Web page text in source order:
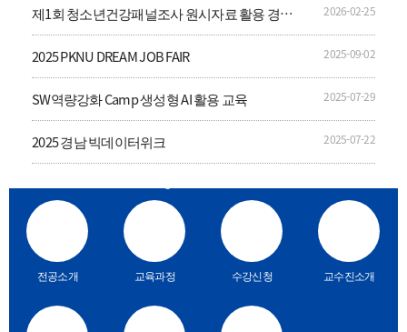
제1회 청소년건강패널조사 원시자료 활용 경진
대회 및 학술행사
2026-02-25
2025 PKNU DREAM JOB FAIR 2025-09-02
SW역량강화 Camp 생성형 AI 활용 교육 2025-07-29
2025 경남 빅데이터위크 2025-07-22
전공소개 교육과정 수강신청 교수진소개